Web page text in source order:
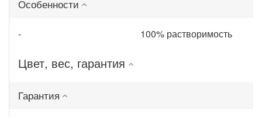
Особенности
- 100% растворимость
Цвет, вес, гарантия
Гарантия